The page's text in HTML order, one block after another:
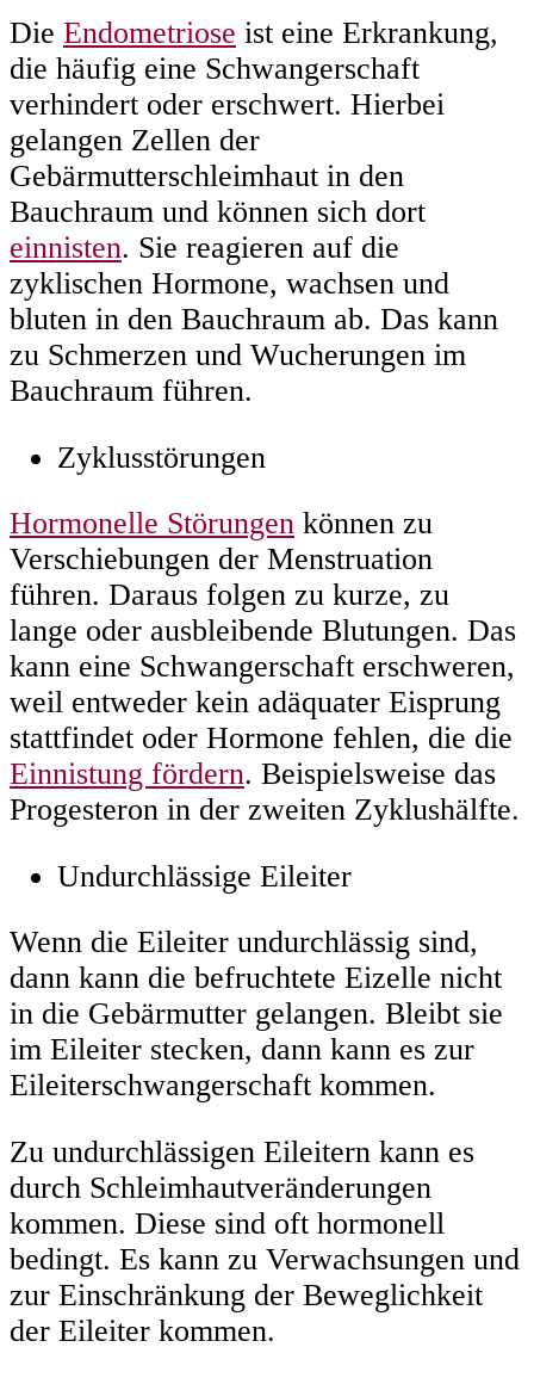
Die Endometriose ist eine Erkrankung,
die häufig eine Schwangerschaft
verhindert oder erschwert. Hierbei
gelangen Zellen der
Gebärmutterschleimhaut in den
Bauchraum und können sich dort
einnisten. Sie reagieren auf die
zyklischen Hormone, wachsen und
bluten in den Bauchraum ab. Das kann
zu Schmerzen und Wucherungen im
Bauchraum führen.
Zyklusstörungen
Hormonelle Störungen können zu
Verschiebungen der Menstruation
führen. Daraus folgen zu kurze, zu
lange oder ausbleibende Blutungen. Das
kann eine Schwangerschaft erschweren,
weil entweder kein adäquater Eisprung
stattfindet oder Hormone fehlen, die die
Einnistung fördern. Beispielsweise das
Progesteron in der zweiten Zyklushälfte.
Undurchlässige Eileiter
Wenn die Eileiter undurchlässig sind,
dann kann die befruchtete Eizelle nicht
in die Gebärmutter gelangen. Bleibt sie
im Eileiter stecken, dann kann es zur
Eileiterschwangerschaft kommen.
Zu undurchlässigen Eileitern kann es
durch Schleimhautveränderungen
kommen. Diese sind oft hormonell
bedingt. Es kann zu Verwachsungen und
zur Einschränkung der Beweglichkeit
der Eileiter kommen.